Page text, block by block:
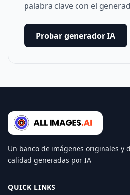
palabra clave con el
Probar generador IA
Un banco de imágenes originales y
calidad generadas por IA
QUICK LINKS